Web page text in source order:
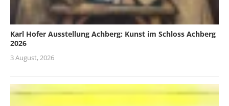
Karl Hofer Ausstellung Achberg: Kunst im Schloss Achberg
2026
3 August, 2026